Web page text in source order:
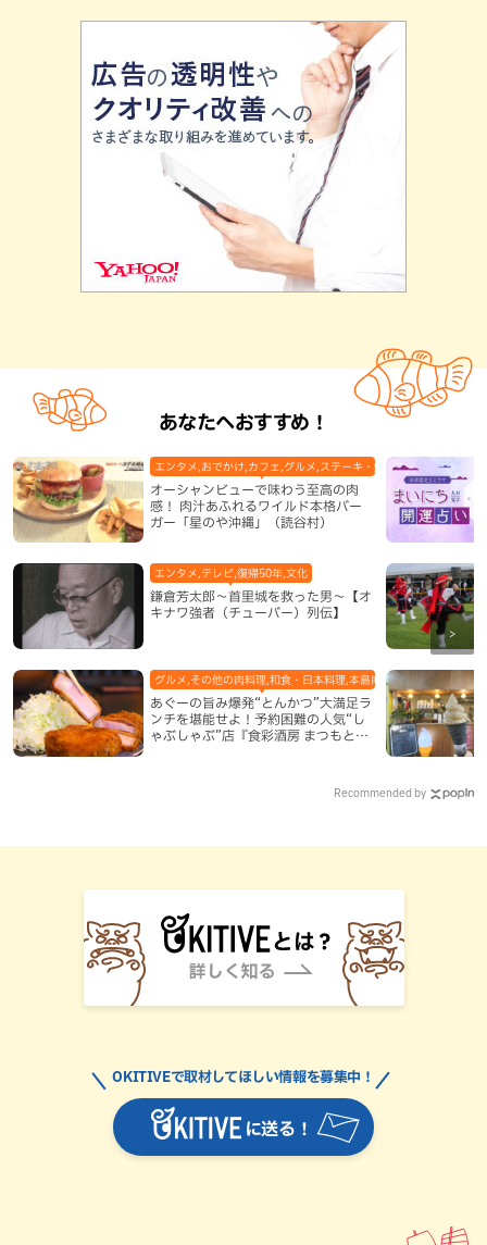
あなたへおすすめ！
オーシャンビューで味わう至高の肉
感！ 肉汁あふれるワイルド本格バー
ガー「星のや沖縄」（読谷村）
エンタメ,おでかけ,カフェ,グルメ,ステーキ・焼肉,テレビ,ハンバー
鎌倉芳太郎～首里城を救った男～【オ
キナワ強者（チューバー）列伝】
エンタメ,テレビ,復帰50年,文化
あぐーの旨み爆発“とんかつ”大満足ラ
ンチを堪能せよ！予約困難の人気“し
ゃぶしゃぶ”店『食彩酒房 まつもと』
グルメ,その他の肉料理,和食・日本料理,本島南部,那覇市
Recommended by
に送る！
OKITIVEで取材してほしい情報を募集中！